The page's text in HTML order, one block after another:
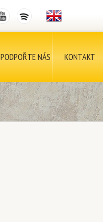
PODPOŘTE NÁS KONTAKT